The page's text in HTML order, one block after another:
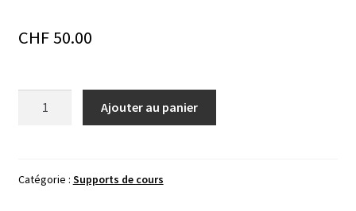
CHF50.00
cours
Ajouter au panier
Catégorie : Supports de cours